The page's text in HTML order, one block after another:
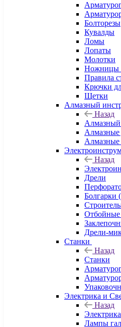
Болторезы
Кувалды
Ломы
Лопаты
Молотки
Ножницы
Правила
Крючки
Щетки
Алмазный
Назад
Алмазный
Алмазные
Назад
Дрели
Отбойные
Дрели-
Станки
Назад
Станки
Электрика и
Назад
Лампы